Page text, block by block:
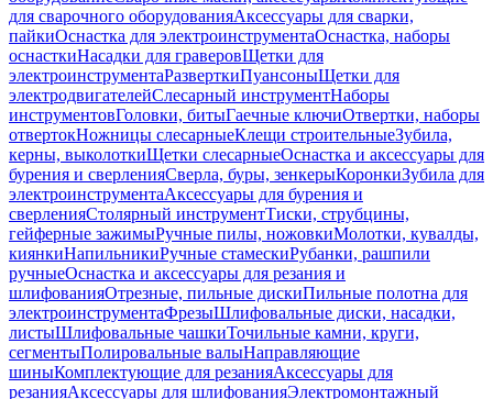
для сварочного оборудованияАксессуары для сварки,
пайкиОснастка для электроинструментаОснастка, наборы
оснасткиНасадки для граверовЩетки для
электроинструментаРазверткиПуансоныЩетки для
электродвигателейСлесарный инструментНаборы
инструментовГоловки, битыГаечные ключиОтвертки, наборы
отвертокНожницы слесарныеКлещи строительныеЗубила,
керны, выколоткиЩетки слесарныеОснастка и аксессуары для
бурения и сверленияСверла, буры, зенкерыКоронкиЗубила для
электроинструментаАксессуары для бурения и
сверленияСтолярный инструментТиски, струбцины,
гейферные зажимыРучные пилы, ножовкиМолотки, кувалды,
киянкиНапильникиРучные стамескиРубанки, рашпили
ручныеОснастка и аксессуары для резания и
шлифованияОтрезные, пильные дискиПильные полотна для
электроинструментаФрезыШлифовальные диски, насадки,
листыШлифовальные чашкиТочильные камни, круги,
сегментыПолировальные валыНаправляющие
шиныКомплектующие для резанияАксессуары для
резанияАксессуары для шлифованияЭлектромонтажный